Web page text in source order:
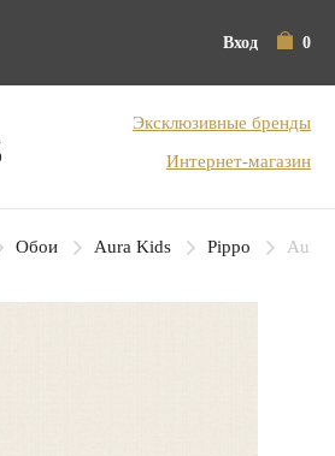
Вход 0
Эксклюзивные бренды
Интернет-магазин
Обои Aura Kids Pippo Aura